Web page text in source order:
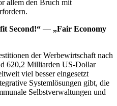
allem den Bruch mit
Second!“ — „Fair Economy
der Werbewirtschaft nach
620,2 Milliarden US-Dollar
viel besser eingesetzt
Systemlösungen gibt, die
Selbstverwaltungen und